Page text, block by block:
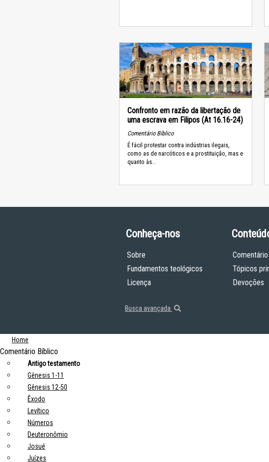
Confronto em razão da libertação de
uma escrava em Filipos (At 16.16-24)
Comentário Bíblico
É fácil protestar contra indústrias ilegais,
como as de narcóticos e a prostituição, mas e
quanto às...
Conheça-nos
Sobre
Fundamentos teológicos
Licença
Busca avançada
Tópicos
Devoções
Home
Comentário Bíblico
Antigo testamento
Gênesis 1-11
Gênesis 12-50
Êxodo
Levítico
Números
Deuteronômio
Josué
Juízes